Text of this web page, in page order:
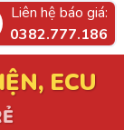
Liên hệ báo giá:
0382.777.186
ECU